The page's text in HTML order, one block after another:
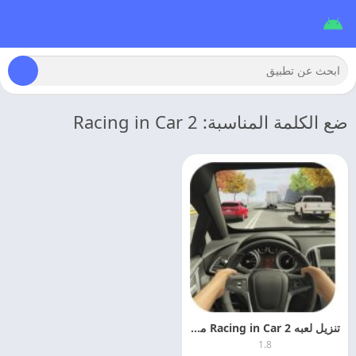
ضع الكلمة المناسبة: Racing in Car 2
تنزيل لعبه Racing in Car 2 مهكره 2026 اخر تحديث
1.8